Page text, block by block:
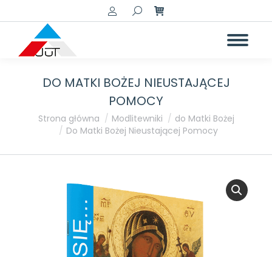
Szukaj:
DO MATKI BOŻEJ NIEUSTAJĄCEJ
POMOCY
Jesteś tutaj:
Strona główna Modlitewniki
do Matki Bożej
Do Matki Bożej Nieustającej Pomocy